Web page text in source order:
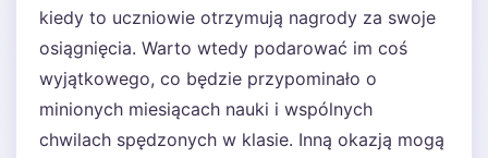
kiedy to uczniowie otrzymują nagrody za swoje
osiągnięcia. Warto wtedy podarować im coś
wyjątkowego, co będzie przypominało o
minionych miesiącach nauki i wspólnych
chwilach spędzonych w klasie. Inną okazją mogą